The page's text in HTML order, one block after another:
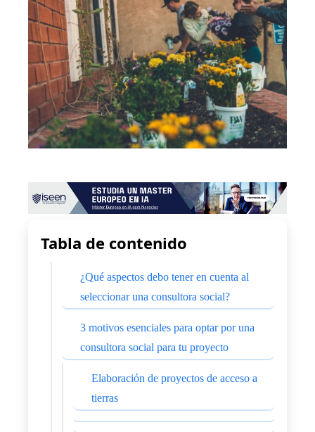
Tabla de contenido
¿Qué aspectos debo tener en cuenta al
seleccionar una consultora social?
3 motivos esenciales para optar por una
consultora social para tu proyecto
Elaboración de proyectos de acceso a
tierras